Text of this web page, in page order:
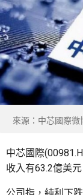
來源：中芯國際微
中芯國際
收入有63.2億美